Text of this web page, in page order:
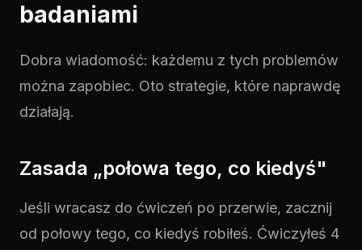
badaniami
Dobra wiadomość: każdemu z tych problemów
można zapobiec. Oto strategie, które naprawdę
działają.
Zasada „połowa tego, co kiedyś"
Jeśli wracasz do ćwiczeń po przerwie, zacznij
od połowy tego, co kiedyś robiłeś. Ćwiczyłeś 4